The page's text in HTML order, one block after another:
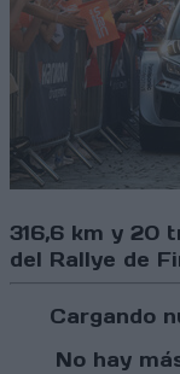
316,6 km y 20
del Rallye de
Cargando
No hay